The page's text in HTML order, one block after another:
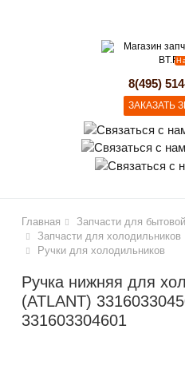
8(495)
ЗАКАЗАТЬ
Главная
Запчасти для
Запчасти для холодильников
Ручки для холодильников
Ручка нижняя для
(ATLANT)
331603304601